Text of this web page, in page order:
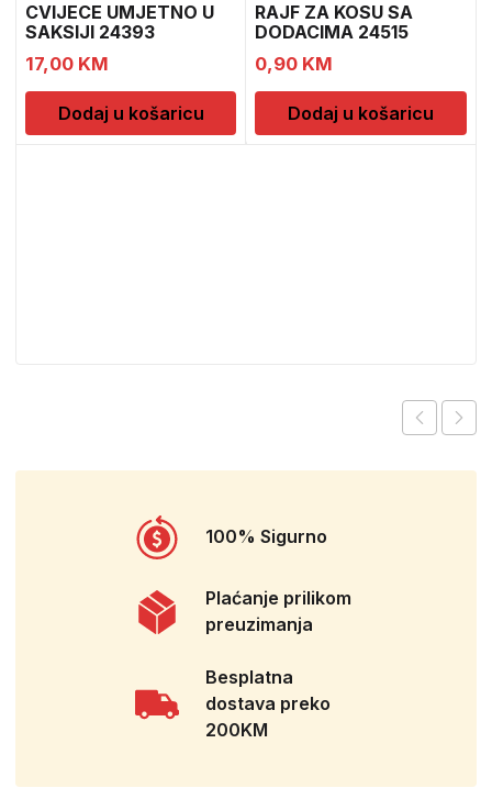
CVIJECE UMJETNO U
SAKSIJI 24393
CH52439
17,00 KM
Dodaj u košaricu
RAJF ZA KOSU SA
DODACIMA 24515
CH52451
0,90 KM
Dodaj u košaricu
100% Sigurno
Plaćanje prilikom
preuzimanja
Besplatna
dostava preko
200KM